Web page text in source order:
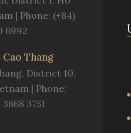
| Phone: (+84)
6992
Thang
District 10,
| Phone:
3751